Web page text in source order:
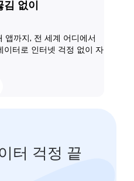
없이
앱까지, 전 세계 어디에서
이터로 인터넷 걱정 없이 자
터 걱정 끝